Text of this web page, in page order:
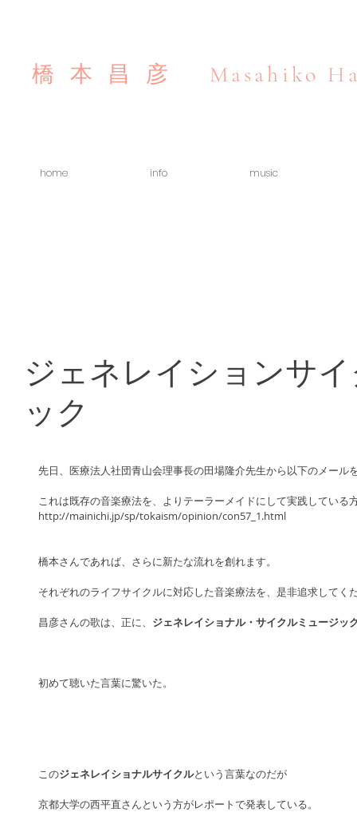
橋本昌彦 Masahiko
home info music
ジェネレイションサ
ック
先日、医療法人社団青山会理事長の田場隆介先生から以下のメール
これは既存の音楽療法を、よりテーラーメイドにして実践している
http://mainichi.jp/sp/tokaism/opinion/con57_1.html
橋本さんであれば、さらに新たな流れを創れます。
それぞれのライフサイクルに対応した音楽療法を、是非追求してく
昌彦さんの歌は、正に、 ジェネレイショナル・サイクルミュージッ
初めて聴いた言葉に驚いた。
このジェネレイショナルサイクルという言葉なのだが
京都大学の西平直さんという方がレポートで発表している。